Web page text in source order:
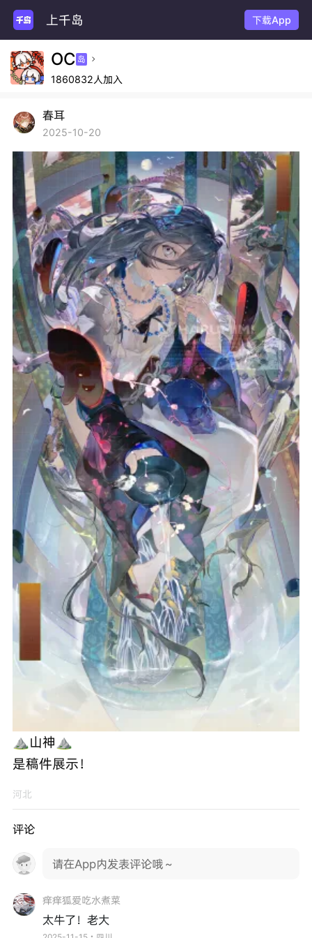
上千岛 下载App
OC 岛 
1860832人加入
春耳
2025-10-20
⛰山神⛰
是稿件展示！
河北
评论
请在App内发表评论哦～
痒痒狐爱吃水煮菜
太牛了！老大